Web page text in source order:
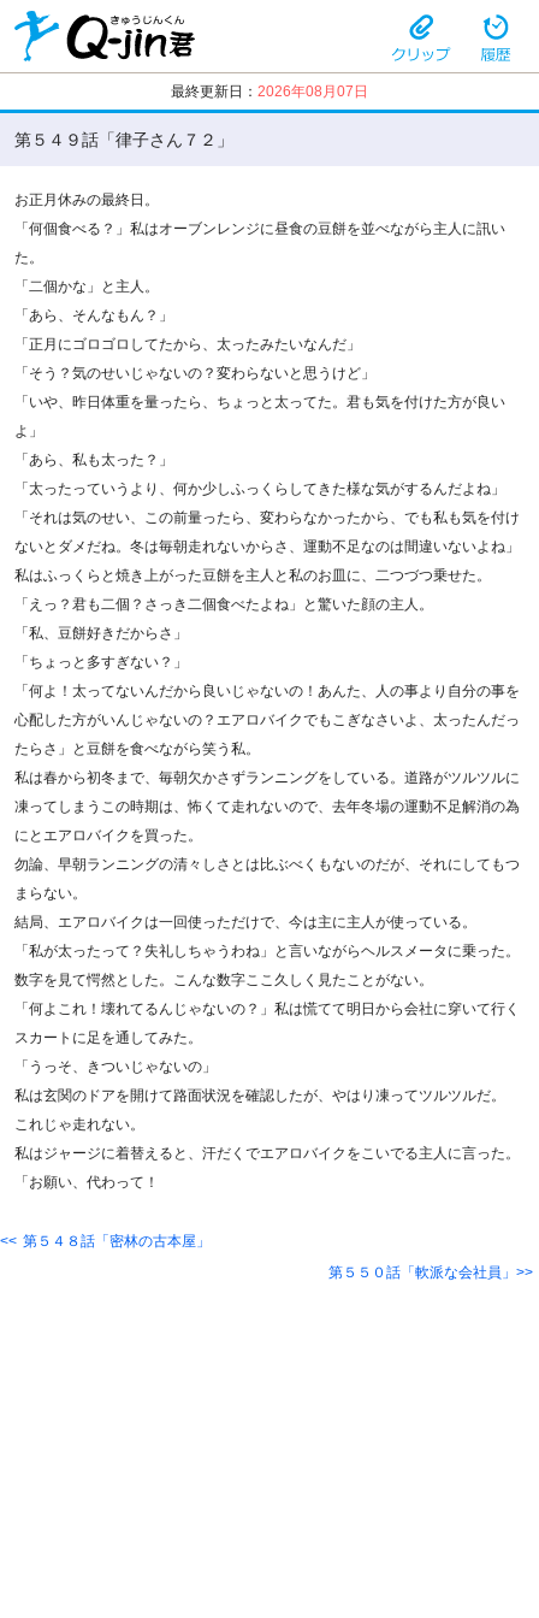
最終更新日： 2026年08月07日
第５４９話「律子さん７２」
お正月休みの最終日。
「何個食べる？」私はオーブンレンジに昼食の豆餅を並べながら主人に訊い
た。
「二個かな」と主人。
「あら、そんなもん？」
「正月にゴロゴロしてたから、太ったみたいなんだ」
「そう？気のせいじゃないの？変わらないと思うけど」
「いや、昨日体重を量ったら、ちょっと太ってた。君も気を付けた方が良い
よ」
「あら、私も太った？」
「太ったっていうより、何か少しふっくらしてきた様な気がするんだよね」
「それは気のせい、この前量ったら、変わらなかったから、でも私も気を付け
ないとダメだね。冬は毎朝走れないからさ、運動不足なのは間違いないよね」
私はふっくらと焼き上がった豆餅を主人と私のお皿に、二つづつ乗せた。
「えっ？君も二個？さっき二個食べたよね」と驚いた顔の主人。
「私、豆餅好きだからさ」
「ちょっと多すぎない？」
「何よ！太ってないんだから良いじゃないの！あんた、人の事より自分の事を
心配した方がいんじゃないの？エアロバイクでもこぎなさいよ、太ったんだっ
たらさ」と豆餅を食べながら笑う私。
私は春から初冬まで、毎朝欠かさずランニングをしている。道路がツルツルに
凍ってしまうこの時期は、怖くて走れないので、去年冬場の運動不足解消の為
にとエアロバイクを買った。
勿論、早朝ランニングの清々しさとは比ぶべくもないのだが、それにしてもつ
まらない。
結局、エアロバイクは一回使っただけで、今は主に主人が使っている。
「私が太ったって？失礼しちゃうわね」と言いながらヘルスメータに乗った。
数字を見て愕然とした。こんな数字ここ久しく見たことがない。
「何よこれ！壊れてるんじゃないの？」私は慌てて明日から会社に穿いて行く
スカートに足を通してみた。
「うっそ、きついじゃないの」
私は玄関のドアを開けて路面状況を確認したが、やはり凍ってツルツルだ。
これじゃ走れない。
私はジャージに着替えると、汗だくでエアロバイクをこいでる主人に言った。
「お願い、代わって！
第５４８話「密林の古本屋」
第５５０話「軟派な会社員」